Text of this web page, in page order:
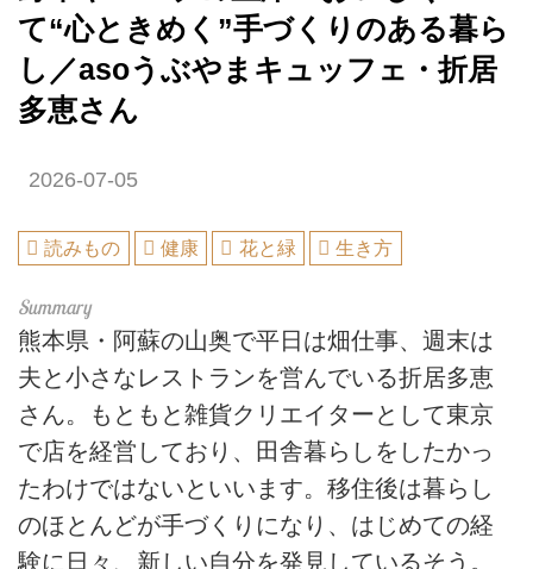
て“心ときめく”手づくりのある暮ら
し／asoうぶやまキュッフェ・折居
多恵さん
2026-07-05
読みもの 健康 花と緑 生き方
熊本県・阿蘇の山奥で平日は畑仕事、週末は
夫と小さなレストランを営んでいる折居多恵
さん。もともと雑貨クリエイターとして東京
で店を経営しており、田舎暮らしをしたかっ
たわけではないといいます。移住後は暮らし
のほとんどが手づくりになり、はじめての経
験に日々、新しい自分を発見しているそう。